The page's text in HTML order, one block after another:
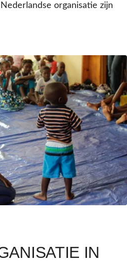
organisatie zijn
IN